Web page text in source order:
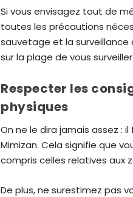
Si vous envisagez tout de
toutes les précautions
sauvetage et la surveillance
sur la plage de vous
Respecter les
physiques
On ne le dira jamais assez :
Mimizan. Cela signifie que
compris celles relatives aux
De plus, ne surestimez pas